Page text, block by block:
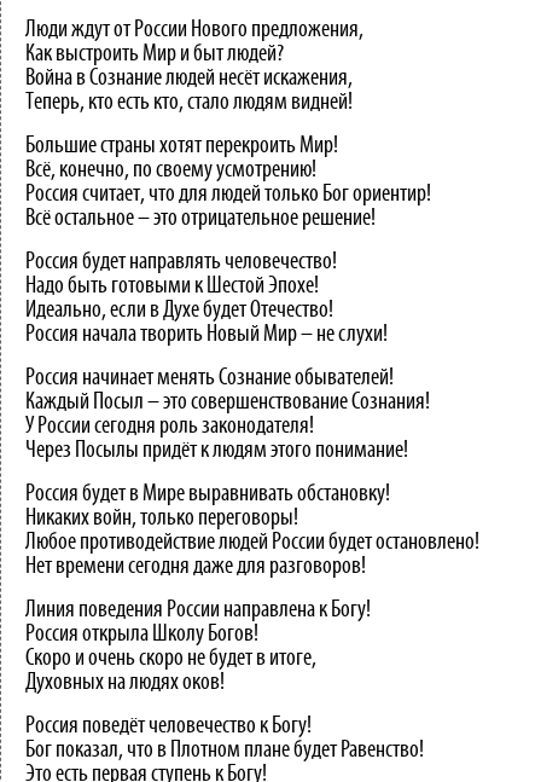
Люди ждут от России Нового предложения,
Как выстроить Мир и быт людей?
Война в Сознание людей несёт искажения,
Теперь, кто есть кто, стало людям видней!
Большие страны хотят перекроить Мир!
Всё, конечно, по своему усмотрению!
Россия считает, что для людей только Бог ориентир!
Всё остальное – это отрицательное решение!
Россия будет направлять человечество!
Надо быть готовыми к Шестой Эпохе!
Идеально, если в Духе будет Отечество!
Россия начала творить Новый Мир – не слухи!
Россия начинает менять Сознание обывателей!
Каждый Посыл – это совершенствование Сознания!
У России сегодня роль законодателя!
Через Посылы придёт к людям этого понимание!
Россия будет в Мире выравнивать обстановку!
Никаких войн, только переговоры!
Любое противодействие людей России будет остановлено!
Нет времени сегодня даже для разговоров!
Линия поведения России направлена к Богу!
Россия открыла Школу Богов!
Скоро и очень скоро не будет в итоге,
Духовных на людях оков!
Россия поведёт человечество к Богу!
Бог показал, что в Плотном плане будет Равенство!
Это есть первая ступень к Богу!